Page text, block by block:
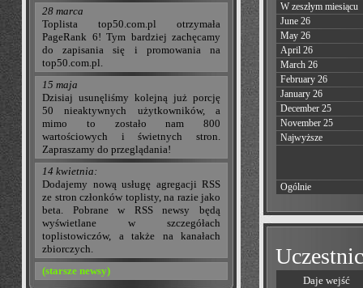
28 marca
Toplista top50.com.pl otrzymała
PageRank 6! Tym bardziej zachęcamy
do zapisania się i promowania na
top50.com.pl.
15 maja
Dzisiaj usunęliśmy kolejną już porcję
50 nieaktywnych użytkowników, a
mimo to zostało nam 800
wartościowych i świetnych stron.
Zapraszamy do przeglądania!
14 kwietnia:
Dodajemy nową usługę agregacji RSS
ze stron członków toplisty, na razie jako
beta. Pobrane w RSS newsy będą
wyświetlane w szczegółach
toplistowiczów, a także na kanałach
zbiorczych.
(starsze newsy)
W zeszłym miesiącu
June 26
May 26
April 26
March 26
February 26
January 26
December 25
November 25
Najwyższe
Ogólnie
Daje wejść